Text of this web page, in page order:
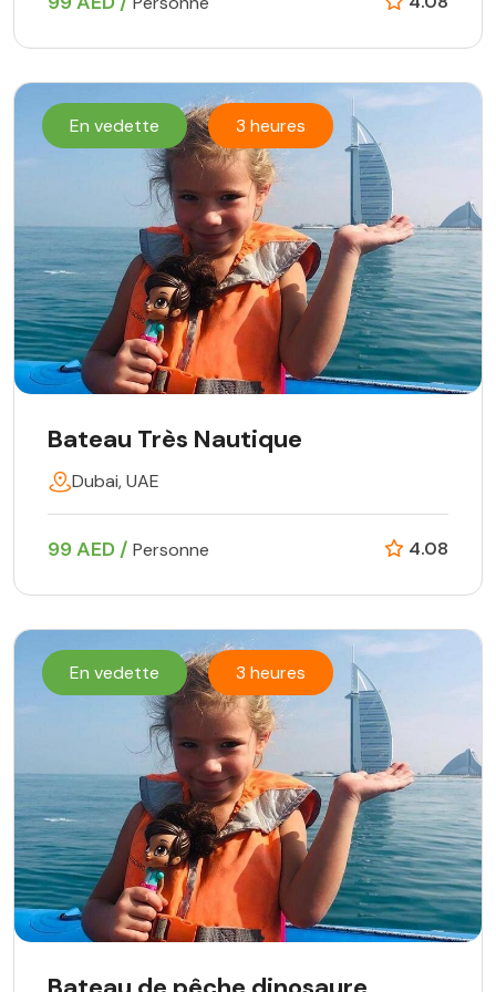
En vedette 3 heures
Bateau Très Nautique
Dubai, UAE
99 AED / Personne 4.08
En vedette 3 heures